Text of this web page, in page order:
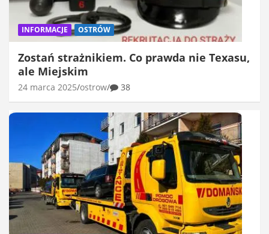
INFORMACJE OSTRÓW
Zostań strażnikiem. Co prawda nie Texasu,
ale Miejskim
24 marca 2025 ostrow 38